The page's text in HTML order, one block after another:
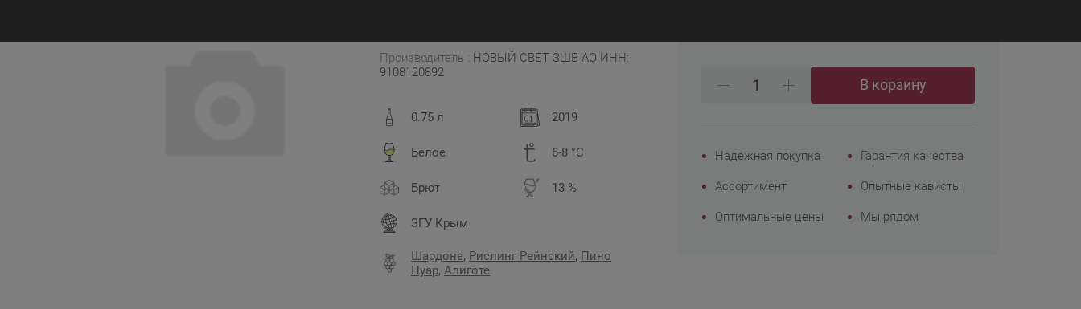
Производитель : НОВЫЙ СВЕТ ЗШВ АО ИНН:
9108120892
0.75 л 2019
Белое 6-8 °C
Брют 13 %
ЗГУ Крым
Шардоне, Рислинг Рейнский, Пино
Нуар, Алиготе
В корзину
Надежная покупка Гарантия качества
Ассортимент Опытные кависты
Оптимальные цены Мы рядом